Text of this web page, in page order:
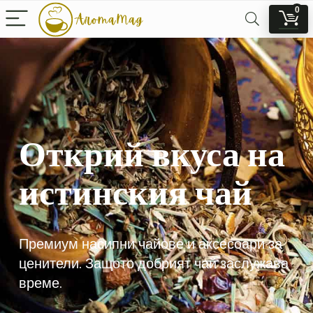
0
Открий вкуса на
истинския чай
Премиум насипни чайове и аксесоари за
ценители. Защото добрият чай заслужава
време.